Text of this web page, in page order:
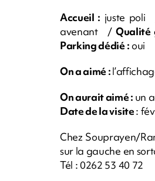
Accueil : juste
avenant / Qualité
Parking dédié : oui
On a aimé :
On aurait aimé : un
Date de la visite:
Chez Souprayen/
sur la gauche en
Tél : 0262 53 40 72